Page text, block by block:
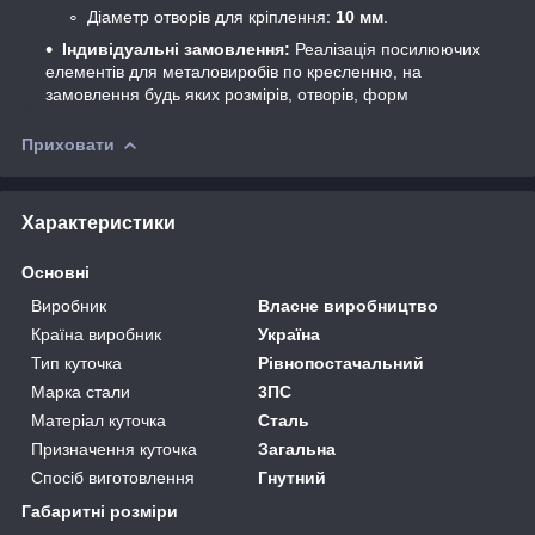
Діаметр отворів для кріплення: 10 мм
Індивідуальні замовлення: Реалізація посилюючих
елементів для металовиробів по кресленню, на
замовлення будь яких розмірів, отворів, форм
Приховати
Характеристики
Основні
Виробник
Власне виробництво
Країна виробник
Україна
Тип куточка
Рівнопостачальний
Марка стали
3ПС
Матеріал куточка
Сталь
Призначення куточка
Загальна
Спосіб виготовлення
Гнутний
Габаритні розміри